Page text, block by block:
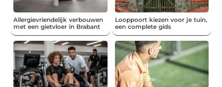
Allergievriendelijk verbouwen
met een gietvloer in Brabant
Looppoort kiezen voor je tuin,
een complete gids